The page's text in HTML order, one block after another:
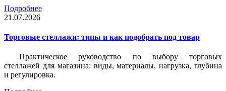
Подробнее
21.07.2026
Торговые стеллажи: типы и как подобрать под товар
Практическое руководство по выбору торговых
стеллажей для магазина: виды, материалы, нагрузка, глубина
и регулировка.